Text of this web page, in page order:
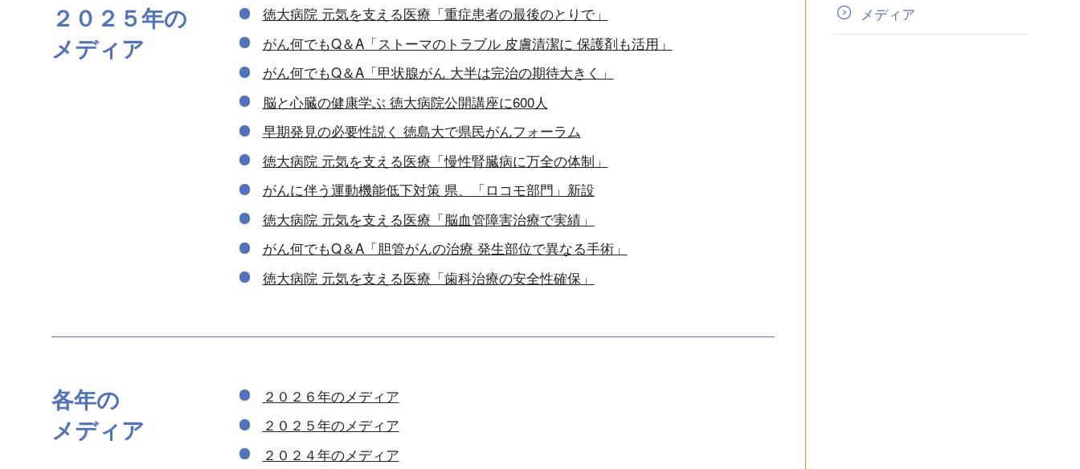
２０２５年の
メディア
徳大病院 元気を支える医療「重症患者の最後のとりで」
がん何でもQ＆A「ストーマのトラブル 皮膚清潔に 保護剤も活用」
がん何でもQ＆A「甲状腺がん 大半は完治の期待大きく」
脳と心臓の健康学ぶ 徳大病院公開講座に600人
早期発見の必要性説く 徳島大で県民がんフォーラム
徳大病院 元気を支える医療「慢性腎臓病に万全の体制」
がんに伴う運動機能低下対策 県、「ロコモ部門」新設
徳大病院 元気を支える医療「脳血管障害治療で実績」
がん何でもQ＆A「胆管がんの治療 発生部位で異なる手術」
徳大病院 元気を支える医療「歯科治療の安全性確保」
各年の
メディア
２０２６年のメディア
２０２５年のメディア
２０２４年のメディア
メディア